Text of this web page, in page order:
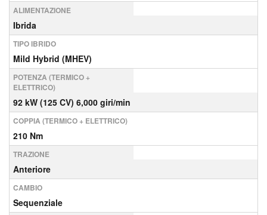
ALIMENTAZIONE
Ibrida
TIPO IBRIDO
Mild Hybrid (MHEV)
POTENZA (TERMICO +
ELETTRICO)
92 kW (125 CV) 6,000 giri/min
COPPIA (TERMICO + ELETTRICO)
210 Nm
TRAZIONE
Anteriore
CAMBIO
Sequenziale